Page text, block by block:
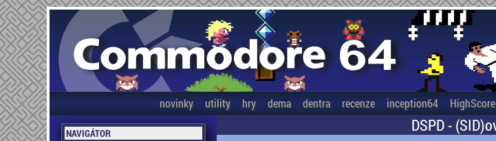
novinky utility hry dema dentra recenze inception64 HighScore
NAVIGÁTOR DSPD -